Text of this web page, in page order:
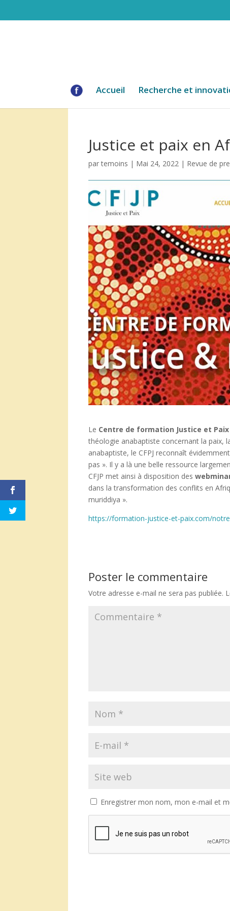
Accueil Recherche et
Justice et paix en
partemoins | Mai 24, 2022 | Revue de
Le Centre de formation Justice et Paix
théologie anabaptiste concernant la paix,
anabaptiste, le CFPJ reconnaît
pas ». Il y a là une belle ressource
CFJP met ainsi à disposition des
dans la transformation des conflits en
muriddiya ».
https://formation-justice-et-paix.com/
Poster le commentaire
Votre adresse e-mail ne sera pas publiée.
Enregistrer mon nom, mon e-mail et